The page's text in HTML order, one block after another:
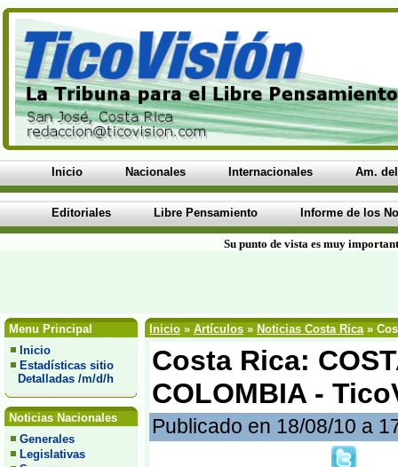
Inicio Nacionales Internacionales Am.
Editoriales Libre Pensamiento Informe de los
Su punto de vista es muy
Menu Principal
Inicio
Estadísticas sitio
Detalladas /m/d/h
Noticias Nacionales
Generales
Legislativas
Inicio » Artículos » Noticias Costa Rica»
Costa Rica:
COLOMBIA -
Publicado en 18/08/10 a